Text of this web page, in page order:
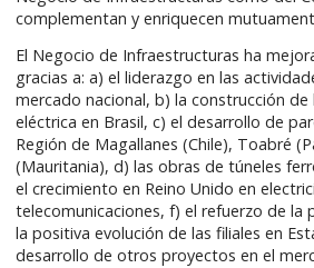
complementan y enriquecen
El Negocio de Infraestructuras ha
gracias a: a) el liderazgo en las
mercado nacional, b) la construcción
eléctrica en Brasil, c) el desarrollo de
Región de Magallanes (Chile), Toabré
(Mauritania), d) las obras de túneles
el crecimiento en Reino Unido en
telecomunicaciones, f) el refuerzo de la
la positiva evolución de las filiales en
desarrollo de otros proyectos en el